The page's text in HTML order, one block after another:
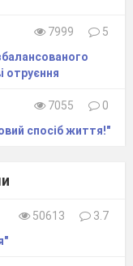
7999
5
отруєння
7055
0
спосіб життя!"
50613
3.7